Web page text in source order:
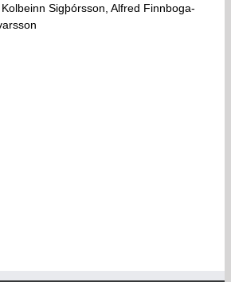
Sigþórs­son, Al­fred Finn­boga­